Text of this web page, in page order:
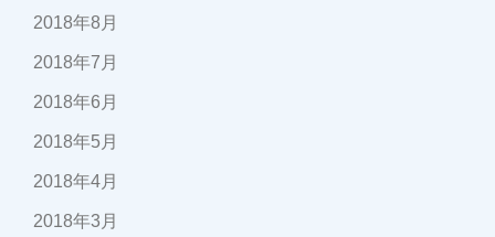
2018年8月
2018年7月
2018年6月
2018年5月
2018年4月
2018年3月